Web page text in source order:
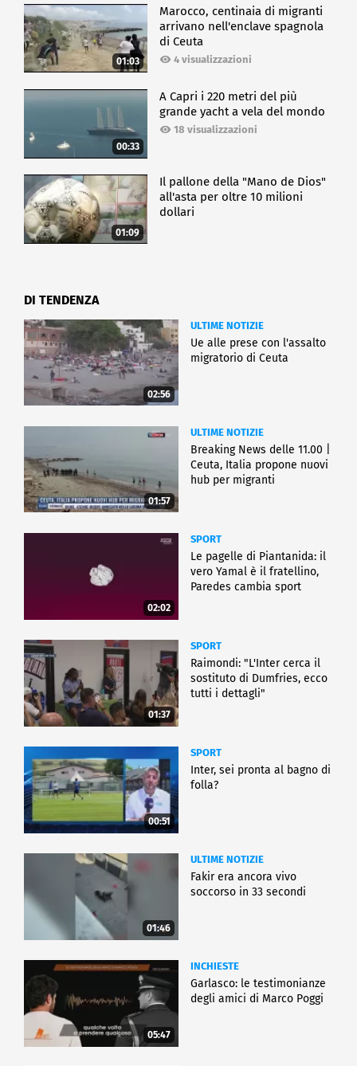
01:03
Marocco, centinaia di migranti
arrivano nell'enclave spagnola
di Ceuta
4 visualizzazioni
00:33
A Capri i 220 metri del più
grande yacht a vela del mondo
18 visualizzazioni
01:09
Il pallone della "Mano de Dios"
all'asta per oltre 10 milioni
dollari
DI TENDENZA
02:56
ULTIME NOTIZIE
Ue alle prese con l'assalto
migratorio di Ceuta
01:57
ULTIME NOTIZIE
Breaking News delle 11.00 |
Ceuta, Italia propone nuovi
hub per migranti
02:02
SPORT
Le pagelle di Piantanida: il
vero Yamal è il fratellino,
Paredes cambia sport
01:37
SPORT
Raimondi: "L'Inter cerca il
sostituto di Dumfries, ecco
tutti i dettagli"
00:51
SPORT
Inter, sei pronta al bagno di
folla?
01:46
ULTIME NOTIZIE
Fakir era ancora vivo
soccorso in 33 secondi
05:47
INCHIESTE
Garlasco: le testimonianze
degli amici di Marco Poggi